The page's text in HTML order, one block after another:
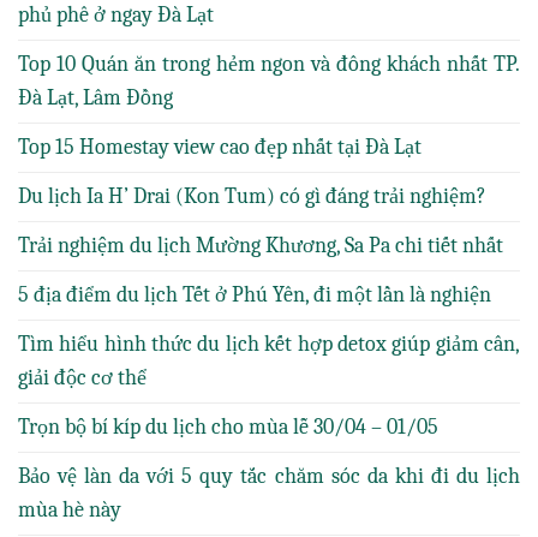
phủ phê ở ngay Đà Lạt
Top 10 Quán ăn trong hẻm ngon và đông khách nhất TP.
Đà Lạt, Lâm Đồng
Top 15 Homestay view cao đẹp nhất tại Đà Lạt
Du lịch Ia H’ Drai (Kon Tum) có gì đáng trải nghiệm?
Trải nghiệm du lịch Mường Khương, Sa Pa chi tiết nhất
5 địa điểm du lịch Tết ở Phú Yên, đi một lần là nghiện
Tìm hiểu hình thức du lịch kết hợp detox giúp giảm cân,
giải độc cơ thể
Trọn bộ bí kíp du lịch cho mùa lễ 30/04 – 01/05
Bảo vệ làn da với 5 quy tắc chăm sóc da khi đi du lịch
mùa hè này